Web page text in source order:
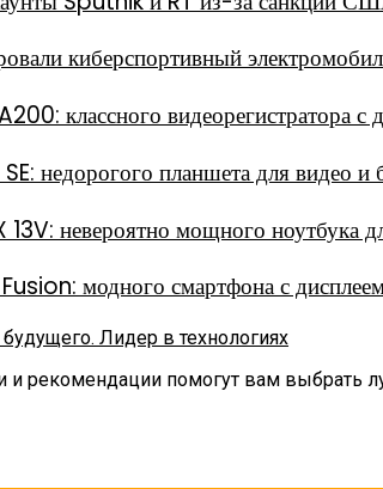
киберспортивный
классного видеорегистратора с
недорогого планшета для видео и
невероятно мощного ноутбука
модного смартфона с
Лидер в технологиях
и рекомендации помогут вам выбрать